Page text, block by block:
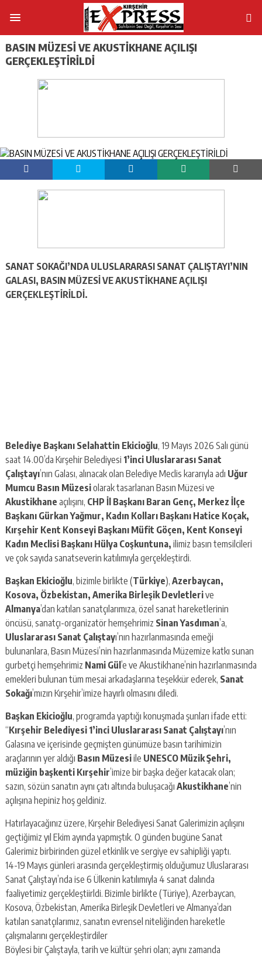
BASIN MÜZESİ VE AKUSTİKHANE AÇILIŞI
GERÇEKLEŞTİRİLDİ
SANAT SOKAĞI’NDA ULUSLARARASI SANAT ÇALIŞTAYI’NIN
GALASI, BASIN MÜZESİ VE AKUSTİKHANE AÇILIŞI
GERÇEKLEŞTİRİLDİ.
Belediye Başkanı Selahattin Ekicioğlu, 19 Mayıs 2026 Salı günü
saat 14.00’da Kırşehir Belediyesi 1’inci Uluslararası Sanat
Çalıştayı’nın Galası, alınacak olan Belediye Meclis kararıyla adı Uğur
Mumcu Basın Müzesiolarak tasarlanan Basın Müzesi ve
Akustikhane açılışını, CHP İl Başkanı Baran Genç, Merkez İlçe
Başkanı Gürkan Yağmur, Kadın Kolları Başkanı Hatice Koçak,
Kırşehir Kent Konseyi Başkanı Müfit Göçen, Kent Konseyi
Kadın Meclisi Başkanı Hülya Coşkuntuna, ilimiz basın temsilcileri
ve çok sayıda sanatseverin katılımıyla gerçekleştirdi.
Başkan Ekicioğlu, bizimle birlikte (Türkiye), Azerbaycan,
Kosova, Özbekistan, Amerika Birleşik Devletlerive
Almanya’dan katılan sanatçılarımıza, özel sanat hareketlerinin
öncüsü, sanatçı-organizatör hemşehrimiz Sinan Yasdıman’a,
Uluslararası Sanat Çalıştayı’nın hazırlanmasında emeği
bulunanlara, Basın Müzesi’nin hazırlanmasında Müzemize katkı sunan
gurbetçi hemşehrimiz Nami Gül’e ve Akustikhane’nin hazırlanmasında
emekleri bulunan tüm mesai arkadaşlarına teşekkür ederek, Sanat
Sokağı’mızın Kırşehir’imize hayırlı olmasını diledi.
Başkan Ekicioğlu, programda yaptığı konuşmada şunları ifade etti:
“Kırşehir Belediyesi 1’inci Uluslararası Sanat Çalıştayı’nın
Galasına ve içerisinde geçmişten günümüze basın tarihimizin
araçlarının yer aldığı Basın Müzesiile UNESCO Müzik Şehri,
müziğin başkenti Kırşehir’imize bir başka değer katacak olan;
sazın, sözün sanatın aynı çatı altında buluşacağı Akustikhane’nin
açılışına hepiniz hoş geldiniz.
Hatırlayacağınız üzere, Kırşehir Belediyesi Sanat Galerimizin açılışını
geçtiğimiz yıl Ekim ayında yapmıştık. O günden bugüne Sanat
Galerimiz birbirinden güzel etkinlik ve sergiye ev sahipliği yaptı.
14-19 Mayıs günleri arasında gerçekleştirmiş olduğumuz Uluslararası
Sanat Çalıştayı’nda ise 6 Ülkenin katılımıyla 4 sanat dalında
faaliyetimiz gerçekleştiirldi. Bizimle birlikte (Türiye), Azerbaycan,
Kosova, Özbekistan, Amerika Birleşik Devletleri ve Almanya’dan
katılan sanatçılarımız, sanatın evrensel niteliğinden hareketle
çalışmalarını gerçekleştirdiler
Böylesi bir Çalıştayla, tarih ve kültür şehri olan; aynı zamanda